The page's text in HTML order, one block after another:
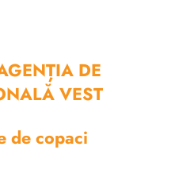
DE
VEST
de copaci